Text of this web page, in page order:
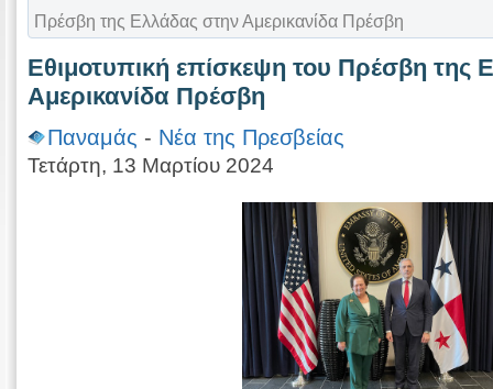
Πρέσβη της Ελλάδας στην Αμερικανίδα Πρέσβη
Εθιμοτυπική επίσκεψη του Πρέσβη της
Αμερικανίδα Πρέσβη
Παναμάς - Νέα της Πρεσβείας
Τετάρτη, 13 Μαρτίου 2024